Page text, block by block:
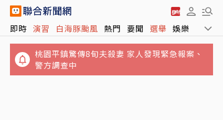
即時 演習 白海豚颱風 熱門 要聞 選舉 娛樂 運動
桃園平鎮驚傳8旬夫殺妻 家人發現緊急報案、
警方調查中